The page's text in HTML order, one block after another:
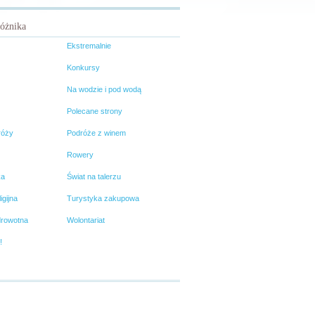
Ekstremalnie
Konkursy
Na wodzie i pod wodą
Polecane strony
Podróże z winem
Rowery
Świat na talerzu
Turystyka zakupowa
Wolontariat